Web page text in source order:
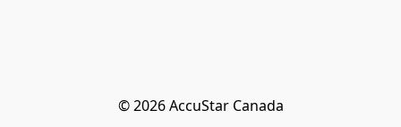
© 2026 AccuStar Canada